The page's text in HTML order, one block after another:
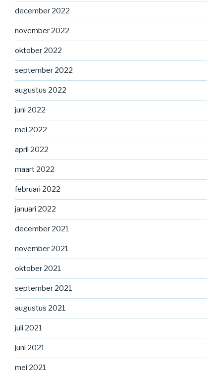
december 2022
november 2022
oktober 2022
september 2022
augustus 2022
juni 2022
mei 2022
april 2022
maart 2022
februari 2022
januari 2022
december 2021
november 2021
oktober 2021
september 2021
augustus 2021
juli 2021
juni 2021
mei 2021